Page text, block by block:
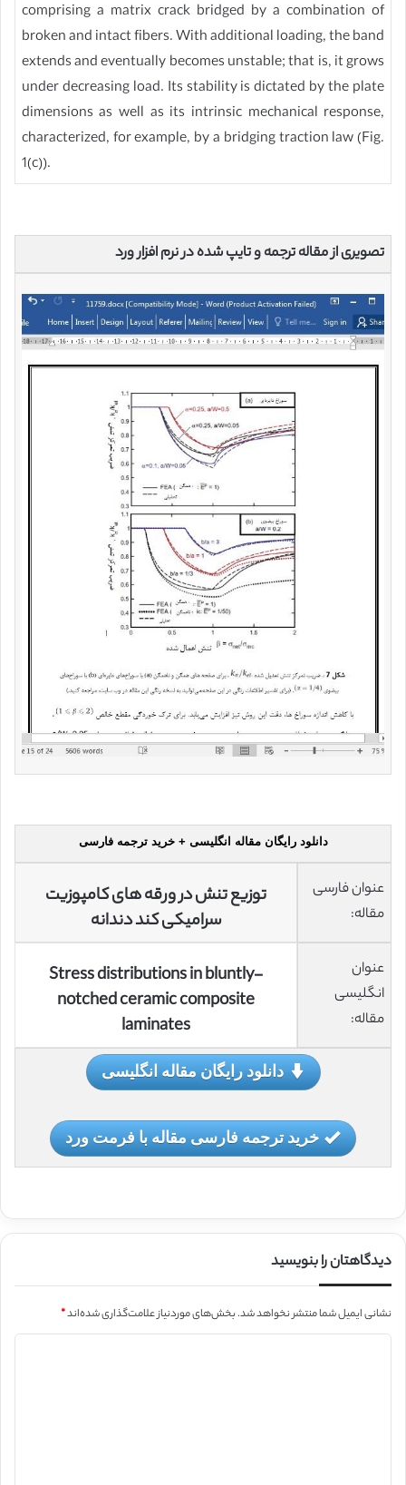
comprising a matrix crack bridged by a combination of
broken and intact fibers. With additional loading, the band
extends and eventually becomes unstable; that is, it grows
under decreasing load. Its stability is dictated by the plate
dimensions as well as its intrinsic mechanical response,
characterized, for example, by a bridging traction law (Fig.
1(c)).
تصویری از مقاله ترجمه و تایپ شده در نرم افزار ورد
دانلود رایگان مقاله انگلیسی + خرید ترجمه فارسی
عنوان فارسی
مقاله:
توزیع تنش در ورقه های کامپوزیت
سرامیکی کند دندانه
عنوان
انگلیسی
مقاله:
Stress distributions in bluntly-
notched ceramic composite
laminates
دانلود رایگان مقاله انگلیسی
خرید ترجمه فارسی مقاله با فرمت ورد
دیدگاهتان را بنویسید
نشانی ایمیل شما منتشر نخواهد شد.بخش‌های موردنیاز علامت‌گذاری شده‌اند*